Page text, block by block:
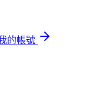
的帳號